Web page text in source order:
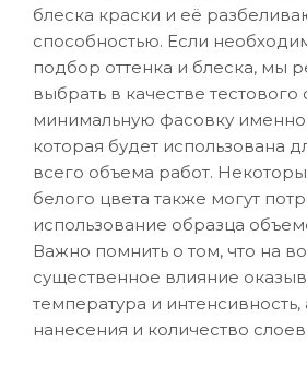
блеска краски и её
способностью. Если
подбор оттенка и блеска, мы
выбрать в качестве тестового
минимальную фасовку именно
которая будет использована
всего объема работ.
белого цвета также могут
использование образца
Важно помнить о том, что на
существенное влияние
температура и
нанесения и количество слоев.